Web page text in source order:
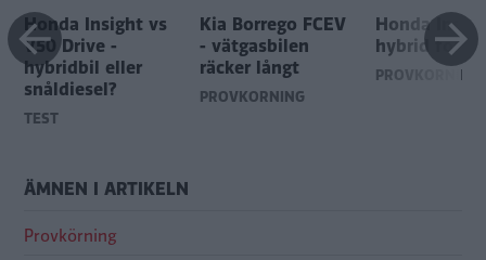
Honda Insight vs
V50 Drive -
hybridbil eller
snåldiesel?
TEST
Kia Borrego FCEV
- vätgasbilen
räcker långt
PROVKÖRNING
Honda
hybrid för
PROVKÖRNING
ÄMNEN I ARTIKELN
Provkörning